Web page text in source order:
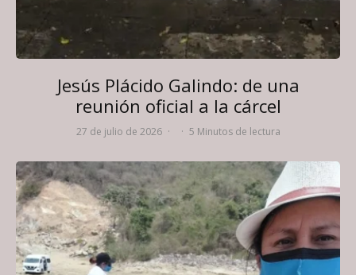
Jesús Plácido Galindo: de una
reunión oficial a la cárcel
27 de julio de 2026 · · 5 Minutos de lectura